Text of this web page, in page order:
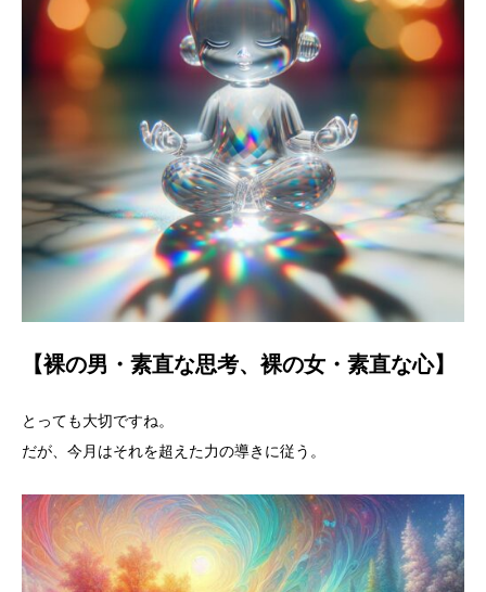
【裸の男・素直な思考、裸の女・素直な心】
とっても大切ですね。
だが、今月はそれを超えた力の導きに従う。